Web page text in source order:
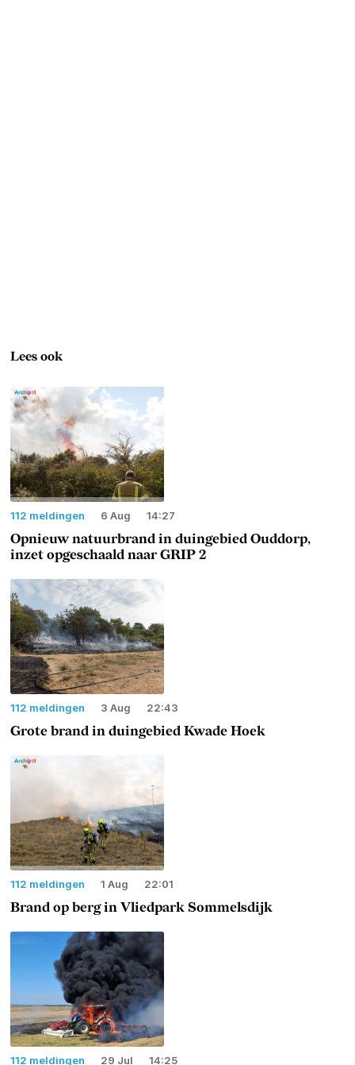
Lees ook
112 meldingen 6 Aug 14:27
Opnieuw natuurbrand in duingebied Ouddorp,
inzet opgeschaald naar GRIP 2
112 meldingen 3 Aug 22:43
Grote brand in duingebied Kwade Hoek
112 meldingen 1 Aug 22:01
Brand op berg in Vliedpark Sommelsdijk
112 meldingen 29 Jul 14:25